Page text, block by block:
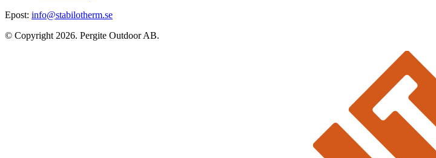
Epost: info@stabilotherm.se
© Copyright 2026. Pergite Outdoor AB.